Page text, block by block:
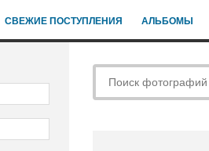
СВЕЖИЕ ПОСТУПЛЕНИЯ АЛЬБОМЫ